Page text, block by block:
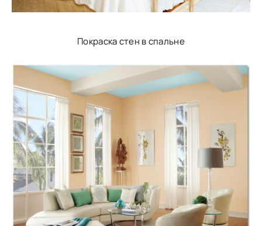
Покраска стен в спальне